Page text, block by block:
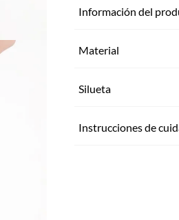
Información del
Material
Silueta
Instrucciones de